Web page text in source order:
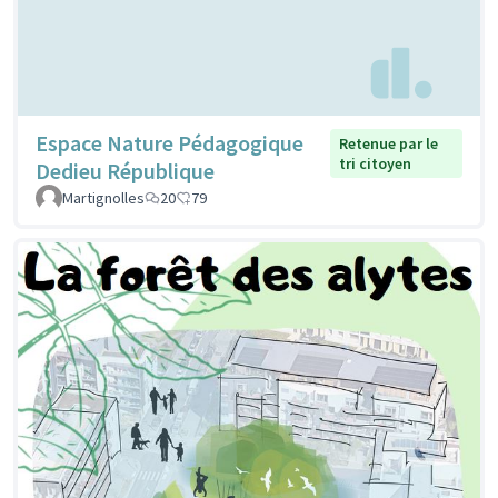
Espace Nature Pédagogique
Dedieu République
Retenue par le
tri citoyen
Martignolles
20 79